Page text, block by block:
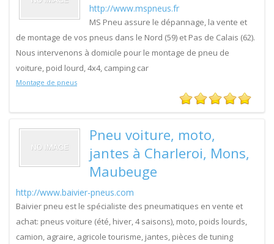
http://www.mspneus.fr
MS Pneu assure le dépannage, la vente et
de montage de vos pneus dans le Nord (59) et Pas de Calais (62).
Nous intervenons à domicile pour le montage de pneu de
voiture, poid lourd, 4x4, camping car
Montage de pneus
Pneu voiture, moto,
jantes à Charleroi, Mons,
Maubeuge
http://www.baivier-pneus.com
Baivier pneu est le spécialiste des pneumatiques en vente et
achat: pneus voiture (été, hiver, 4 saisons), moto, poids lourds,
camion, agraire, agricole tourisme, jantes, pièces de tuning